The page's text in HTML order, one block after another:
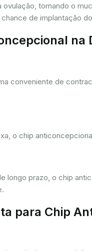
tornando o
de implantação
na
conveniente de
o chip
longo prazo, o chip
para Chip